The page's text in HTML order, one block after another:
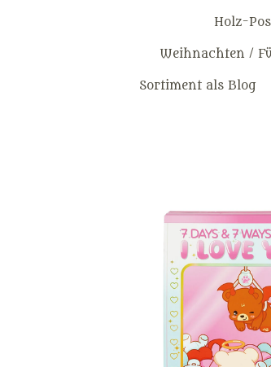
Holz-
Weihnachten /
Sortiment als Blog